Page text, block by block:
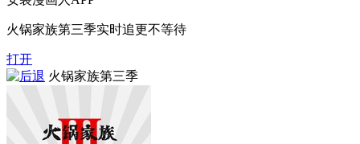
火锅家族第三季实时追更不等待
打开
火锅家族第三季